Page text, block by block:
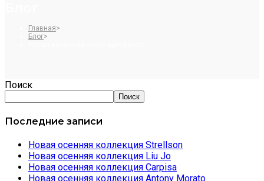
Главная>
Блог>
Поиск
Поиск
Последние записи
Новая осенняя коллекция Strellson
Новая осенняя коллекция Liu Jo
Новая осенняя коллекция Carpisa
Новая осенняя коллекция Antony Morato